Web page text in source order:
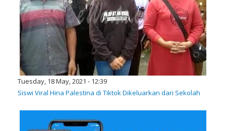
Tuesday, 18 May, 2021 - 12:39
Siswi Viral Hina Palestina di Tiktok Dikeluarkan dari Sekolah